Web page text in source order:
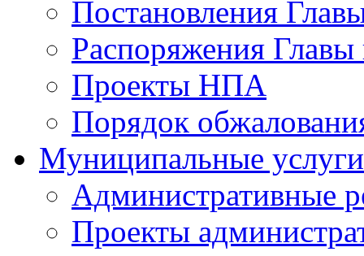
Постановления
Распоряжения Главы
Проекты НПА
Порядок
Муниципальные услуги
Административные
Проекты